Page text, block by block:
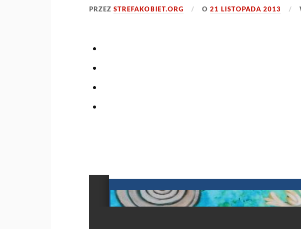
PRZEZSTREFAKOBIET.ORG O21 LISTOPADA 2013